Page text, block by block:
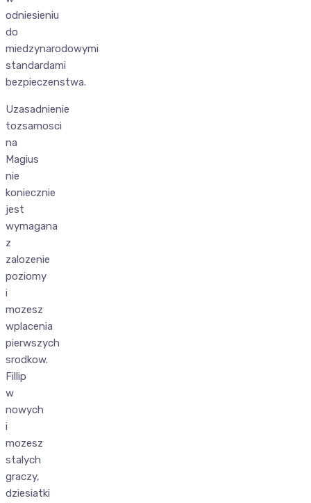
odniesieniu
do
miedzynarodowymi
standardami
bezpieczenstwa.
Uzasadnienie
tozsamosci
na
Magius
nie
koniecznie
jest
wymagana
z
zalozenie
poziomy
i
mozesz
wplacenia
pierwszych
srodkow.
Fillip
w
nowych
i
mozesz
stalych
graczy,
dziesiatki